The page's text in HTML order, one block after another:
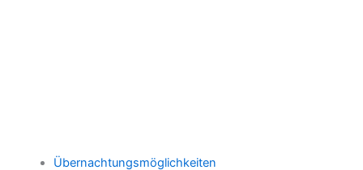
Übernachtungsmöglichkeiten